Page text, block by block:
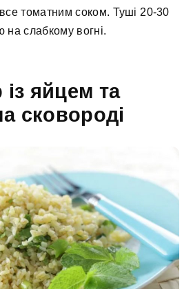
томатним соком. Туші 20-30
на слабкому вогні.
із яйцем та
сковороді